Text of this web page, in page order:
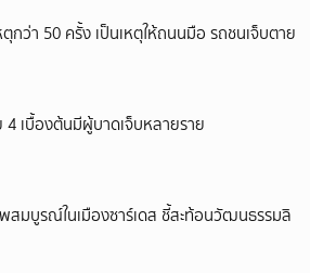
ว่า 50 ครั้ง เป็นเหตุให้ถนนมือ รถชนเจ็บตาย
เบื้องต้นมีผู้บาดเจ็บหลายราย
มบูรณ์ในเมืองซาร์เดส ชี้สะท้อนวัฒนธรรมลิ